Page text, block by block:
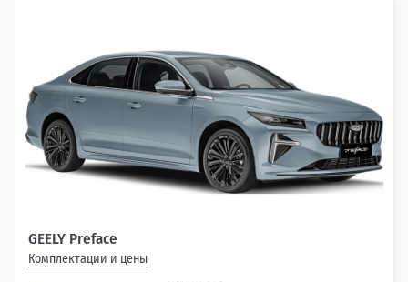
GEELY Preface
Комплектации и цены